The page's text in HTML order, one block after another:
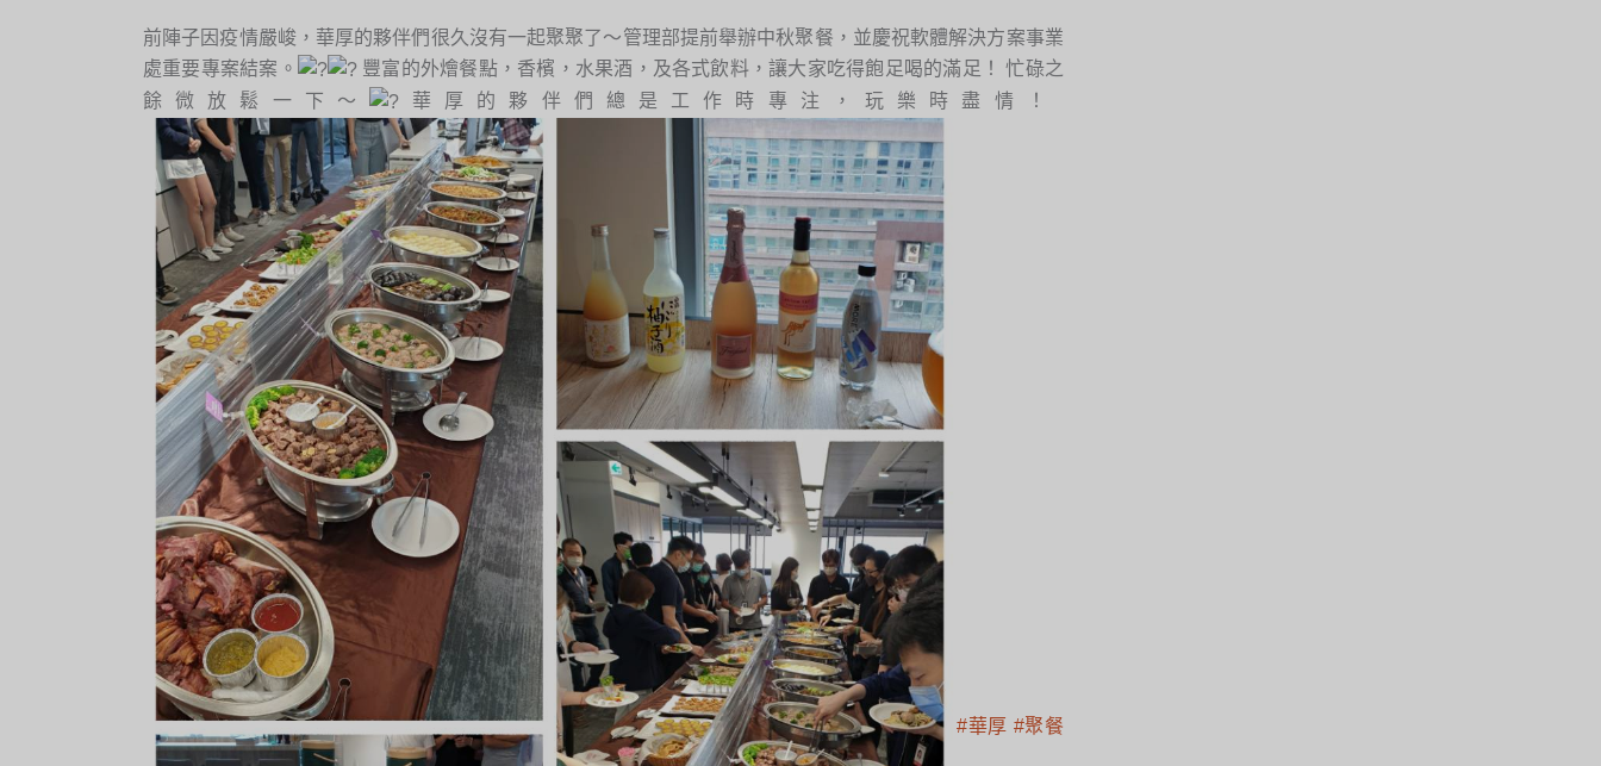
前陣子因疫情嚴峻，華厚的夥伴們很久沒有一起聚聚了～管理部提前舉辦中秋聚餐，並慶祝軟體解決方案事業
處重要專案結案。
豐富的外燴餐點，香檳，水果酒，及各式飲料，讓大家吃得飽足喝的滿足！ 忙碌之
餘微放鬆一下～
華厚的夥伴們總是工作時專注，玩樂時盡情！
#華厚 #聚餐